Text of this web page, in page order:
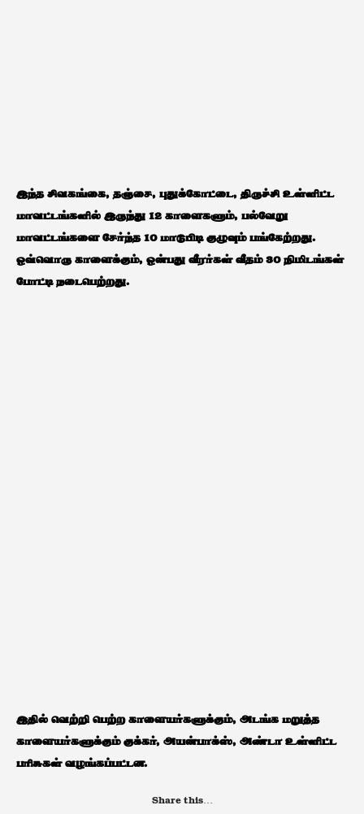
இந்த சிவகங்கை, தஞ்சை, புதுக்கோட்டை, திருச்சி உள்ளிட்ட
மாவட்டங்களில் இருந்து 12 காளைகளும், பல்வேறு
மாவட்டங்களை சேர்ந்த 10 மாடுபிடி குழுவும் பங்கேற்றது.
ஒவ்வொரு காளைக்கும், ஒன்பது வீரர்கள் வீதம் 30 நிமிடங்கள்
போட்டி நடைபெற்றது.
இதில் வெற்றி பெற்ற காளையர்களுக்கும், அடங்க மறுத்த
காளையர்களுக்கும் குக்கர், அயன்பாக்ஸ், அண்டா உள்ளிட்ட
பரிசுகள் வழங்கப்பட்டன.
Share this…